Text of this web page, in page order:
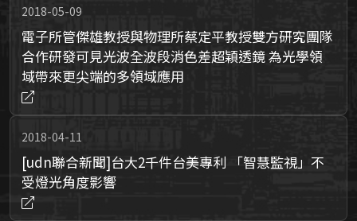
2018-05-09
電子所管傑雄教授與物理所蔡定平教授雙方研究團隊
合作研發可見光波全波段消色差超穎透鏡 為光學領
域帶來更尖端的多領域應用
2018-04-11
[udn聯合新聞]台大2千件台美專利 「智慧監視」不
受燈光角度影響